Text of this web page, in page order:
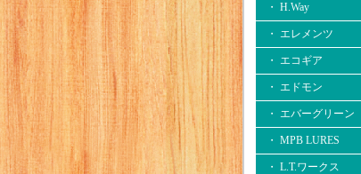
・ H.Way
・ エレメンツ
・ エコギア
・ エドモン
・ エバーグリーン
・ MPB LURES
・ L.T.ワークス